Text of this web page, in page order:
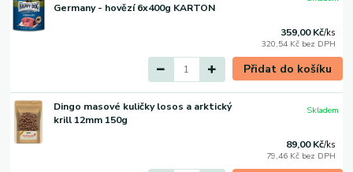
Germany - hovězí 6x400g KARTON
359,00 Kč/ks
320,54 Kč bez DPH
Přidat do košíku
Dingo masové kuličky losos a arktický
krill 12mm 150g
89,00 Kč/ks
79,46 Kč bez DPH
Skladem